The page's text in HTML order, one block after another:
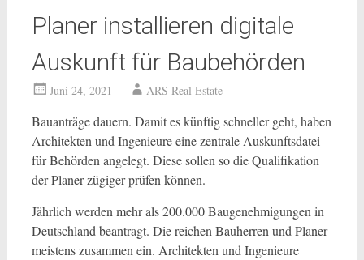
Planer installieren digitale
Auskunft für Baubehörden
Juni 24, 2021 ARS Real Estate
Bauanträge dauern. Damit es künftig schneller geht, haben
Architekten und Ingenieure eine zentrale Auskunftsdatei
für Behörden angelegt. Diese sollen so die Qualifikation
der Planer zügiger prüfen können.
Jährlich werden mehr als 200.000 Baugenehmigungen in
Deutschland beantragt. Die reichen Bauherren und Planer
meistens zusammen ein. Architekten und Ingenieure